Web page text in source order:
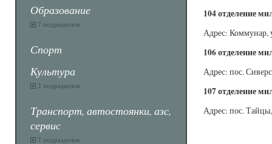
Образование
7 подразделов
Спорт
Культура
2 подразделов
Транспорт, автостоянки, азс,
сервис
7 подразделов
104 отделение
Адрес: Коммунар,
106 отделение
Адрес: пос.
107 отделение
Адрес: пос. Тайцы,